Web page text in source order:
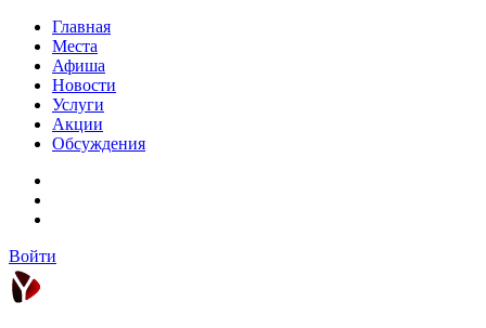
Главная
Места
Афиша
Новости
Услуги
Акции
Обсуждения
Войти